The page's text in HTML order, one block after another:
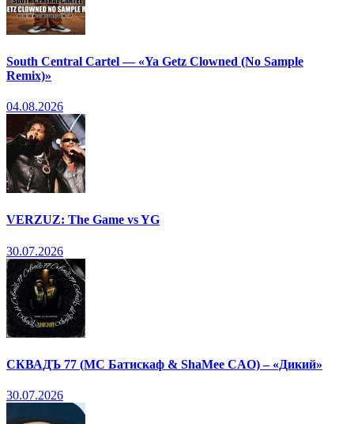
South Central Cartel — «Ya Getz Clowned (No Sample
Remix)»
04.08.2026
VERZUZ: The Game vs YG
30.07.2026
СКВАДЪ 77 (МС Батискаф & ShaMee CAO) – «Дикий»
30.07.2026